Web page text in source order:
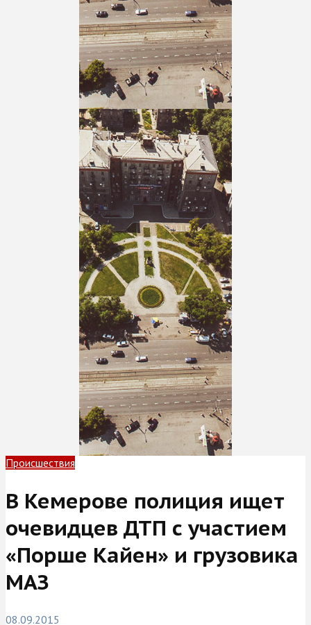
Происшествия
В Кемерове полиция ищет
очевидцев ДТП с участием
«Порше Кайен» и грузовика
МАЗ
08.09.2015